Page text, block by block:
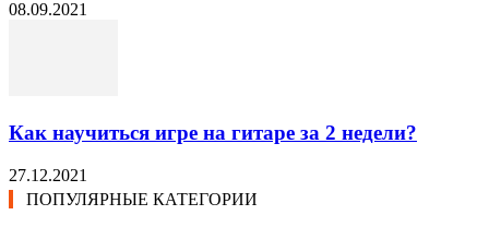
08.09.2021
Как научиться игре на гитаре за 2 недели?
27.12.2021
ПОПУЛЯРНЫЕ КАТЕГОРИИ